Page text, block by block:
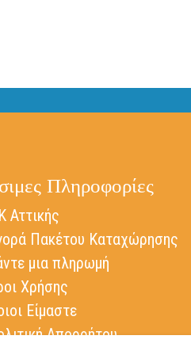
Πληροφορίες
Αττικής
Πακέτου Καταχώρησης
μια πληρωμή
Χρήσης
Είμαστε
Απορρήτου